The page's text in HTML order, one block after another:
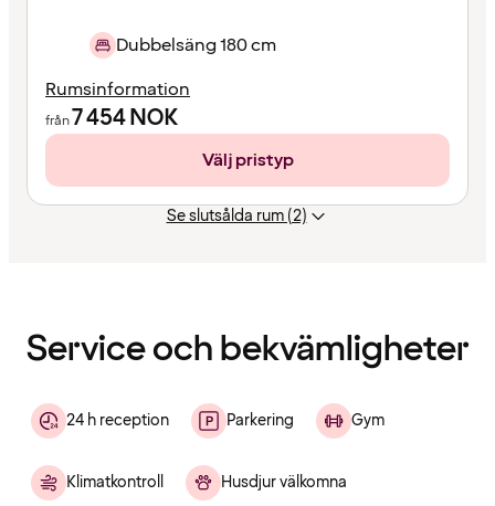
Dubbelsäng 180 cm
Rumsinformation
från7 454NOK
Välj pristyp
Se slutsålda rum (2)
Service och bekvämligheter
24 h reception Parkering Gym
Klimatkontroll Husdjur välkomna